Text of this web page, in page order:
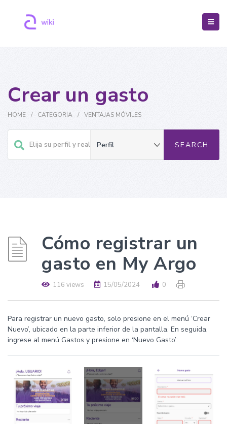
Crear un gasto
HOME / CATEGORIA / VENTAJAS MÓVILES
Cómo registrar un
gasto en My Argo
116 views 15/05/2024 0
Para registrar un nuevo gasto, solo presione en el menú ‘Crear
Nuevo’, ubicado en la parte inferior de la pantalla. En seguida,
ingrese al menú Gastos y presione en ‘Nuevo Gasto’: